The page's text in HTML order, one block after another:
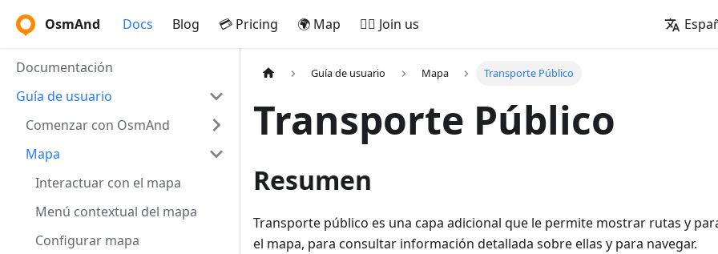
OsmAnd Docs Blog 💳 Pricing 🌍 Map 🚵‍♂️ Join us
Documentación
Guía de usuario
Comenzar con OsmAnd
Mapa
Interactuar con el mapa
Menú contextual del mapa
Configurar mapa
Guía de usuario Mapa Transporte Público
Transporte Público
Resumen
Transporte público es una capa adicional que le permite mostrar rutas y
el mapa, para consultar información detallada sobre ellas y para navegar.